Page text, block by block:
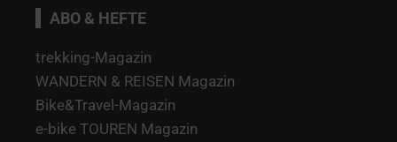
ABO & HEFTE
trekking-Magazin
WANDERN & REISEN Magazin
Bike&Travel-Magazin
e-bike TOUREN Magazin